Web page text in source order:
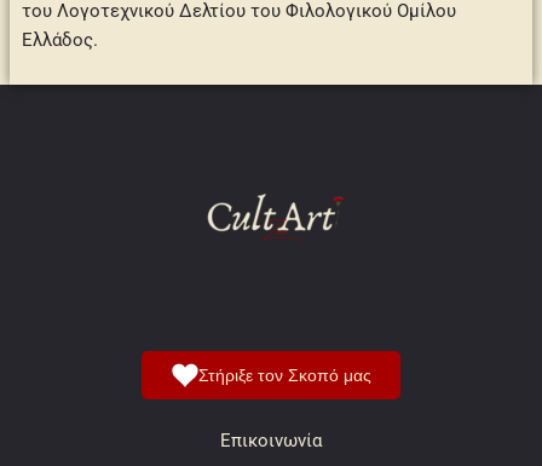
του Λογοτεχνικού Δελτίου του Φιλολογικού Ομίλου
Ελλάδος.
Στήριξε τον Σκοπό μας
Επικοινωνία